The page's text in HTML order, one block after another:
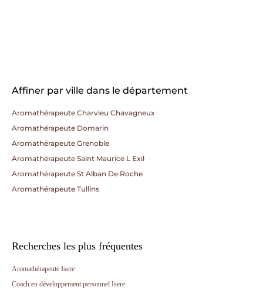
Affiner par ville dans le département
Aromathérapeute Charvieu Chavagneux
Aromathérapeute Domarin
Aromathérapeute Grenoble
Aromathérapeute Saint Maurice L Exil
Aromathérapeute St Alban De Roche
Aromathérapeute Tullins
Recherches les plus fréquentes
Aromathérapeute Isere
Coach en développement personnel Isere